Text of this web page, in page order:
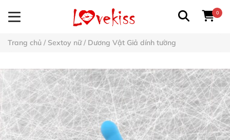
0
Trang chủ / Sextoy nữ/ Dương Vật Giả dính tường